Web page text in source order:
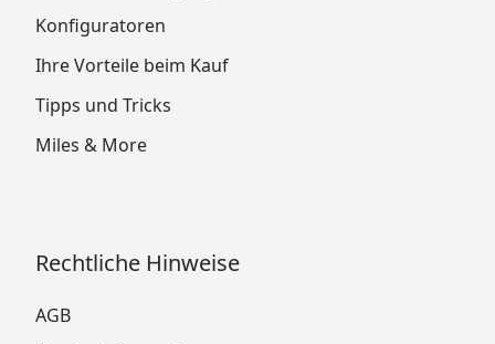
Konfiguratoren
Ihre Vorteile beim Kauf
Tipps und Tricks
Miles & More
Rechtliche Hinweise
AGB